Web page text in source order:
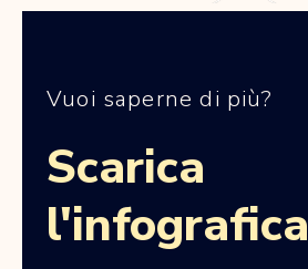
Vuoi saperne di più?
Scarica
l'infografica